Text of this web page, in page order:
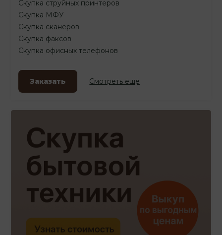
Скупка струйных принтеров
Скупка МФУ
Скупка сканеров
Скупка факсов
Скупка офисных телефонов
Заказать Смотреть еще